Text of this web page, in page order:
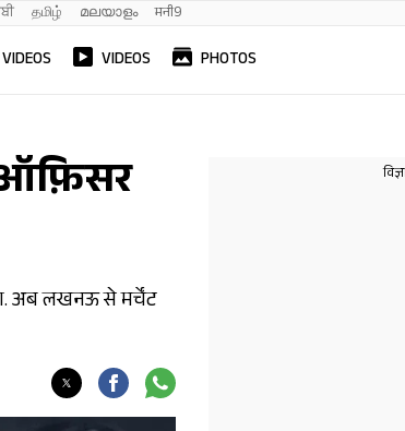
தமிழ் മലയാളം मनी9
VIDEOS PHOTOS
ऑफ़िसर
अब लखनऊ से मर्चेंट